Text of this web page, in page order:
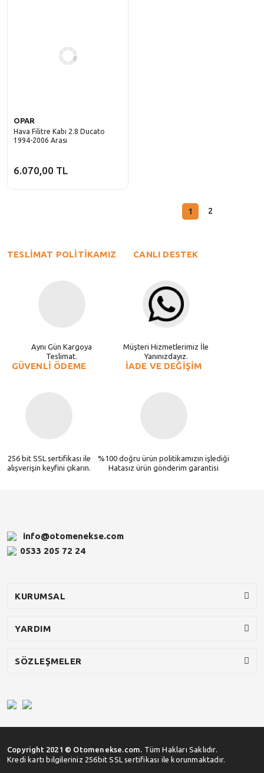
OPAR
Hava Filitre Kabı 2.8 Ducato
1994-2006 Arası
6.070,00 TL
1 2
TESLİMAT POLİTİKAMIZ
Aynı Gün Kargoya
Teslimat.
CANLI DESTEK
Müşteri Hizmetlerimiz İle
Yanınızdayız.
GÜVENLİ ÖDEME
256 bit SSL sertifikası ile
alışverişin keyfini çıkarın.
İADE VE DEĞİŞİM
%100 doğru ürün politikamızın işlediği
Hatasız ürün gönderim garantisi
info@otomenekse.com
0533 205 72 24
KURUMSAL
YARDIM
SÖZLEŞMELER
Copyright 2021 © Otomenekse.com. Tüm Hakları Saklıdır.
Kredi kartı bilgileriniz 256bit SSL sertifikası ile korunmaktadır.